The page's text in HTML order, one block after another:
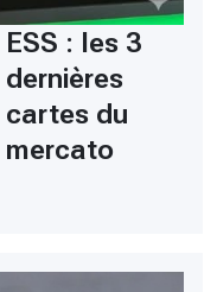
ESS : les 3
dernières
cartes du
mercato